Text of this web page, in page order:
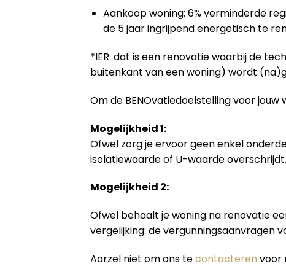
Aankoop woning: 6% verminderde
de 5 jaar ingrijpend energetisch te
*IER: dat is een renovatie waarbij de
buitenkant van een woning) wordt
Om de BENOvatiedoelstelling voor
Mogelijkheid 1:
Ofwel zorg je ervoor geen enkel
isolatiewaarde of U-waarde overschrijdt.
Mogelijkheid 2:
Ofwel behaalt je woning na renovatie
vergelijking: de vergunningsaanvragen
Aarzel niet om ons tecontacteren voor